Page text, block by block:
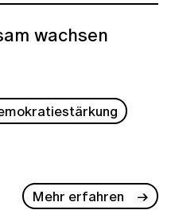
wachsen
Mehr erfahren